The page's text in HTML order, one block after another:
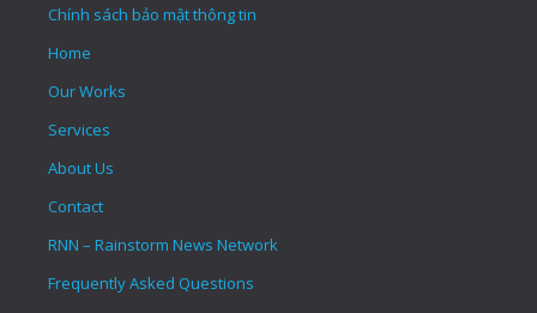
Chính sách bảo mật thông tin
Home
Our Works
Services
About Us
Contact
RNN – Rainstorm News Network
Frequently Asked Questions